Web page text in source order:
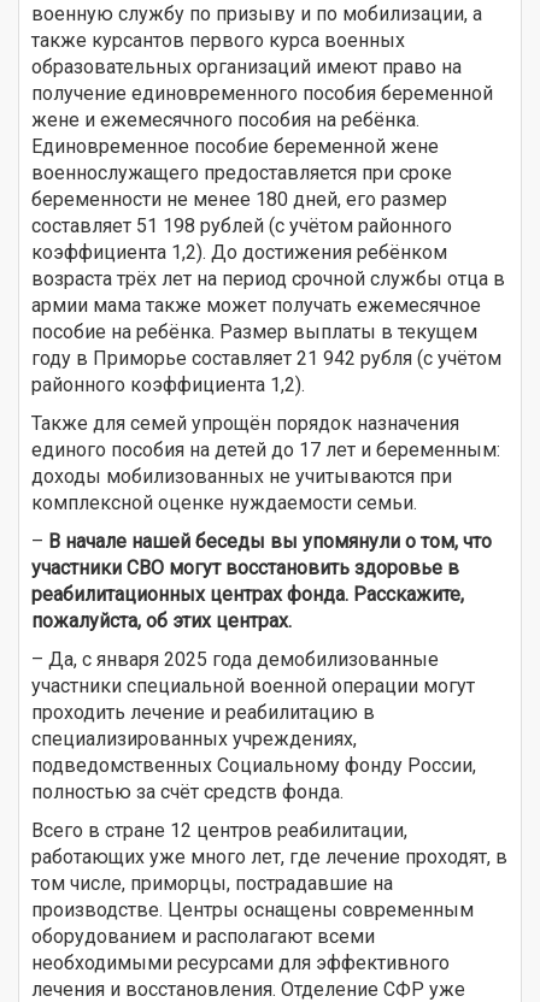
военную службу по призыву и по мобилизации, а
также курсантов первого курса военных
образовательных организаций имеют право на
получение единовременного пособия беременной
жене и ежемесячного пособия на ребёнка.
Единовременное пособие беременной жене
военнослужащего предоставляется при сроке
беременности не менее 180 дней, его размер
составляет 51 198 рублей (с учётом районного
коэффициента 1,2). До достижения ребёнком
возраста трёх лет на период срочной службы отца в
армии мама также может получать ежемесячное
пособие на ребёнка. Размер выплаты в текущем
году в Приморье составляет 21 942 рубля (с учётом
районного коэффициента 1,2).
Также для семей упрощён порядок назначения
единого пособия на детей до 17 лет и беременным:
доходы мобилизованных не учитываются при
комплексной оценке нуждаемости семьи.
– В начале нашей беседы вы упомянули о том, что
участники СВО могут восстановить здоровье в
реабилитационных центрах фонда. Расскажите,
пожалуйста, об этих центрах.
– Да, с января 2025 года демобилизованные
участники специальной военной операции могут
проходить лечение и реабилитацию в
специализированных учреждениях,
подведомственных Социальному фонду России,
полностью за счёт средств фонда.
Всего в стране 12 центров реабилитации,
работающих уже много лет, где лечение проходят, в
том числе, приморцы, пострадавшие на
производстве. Центры оснащены современным
оборудованием и располагают всеми
необходимыми ресурсами для эффективного
лечения и восстановления. Отделение СФР уже